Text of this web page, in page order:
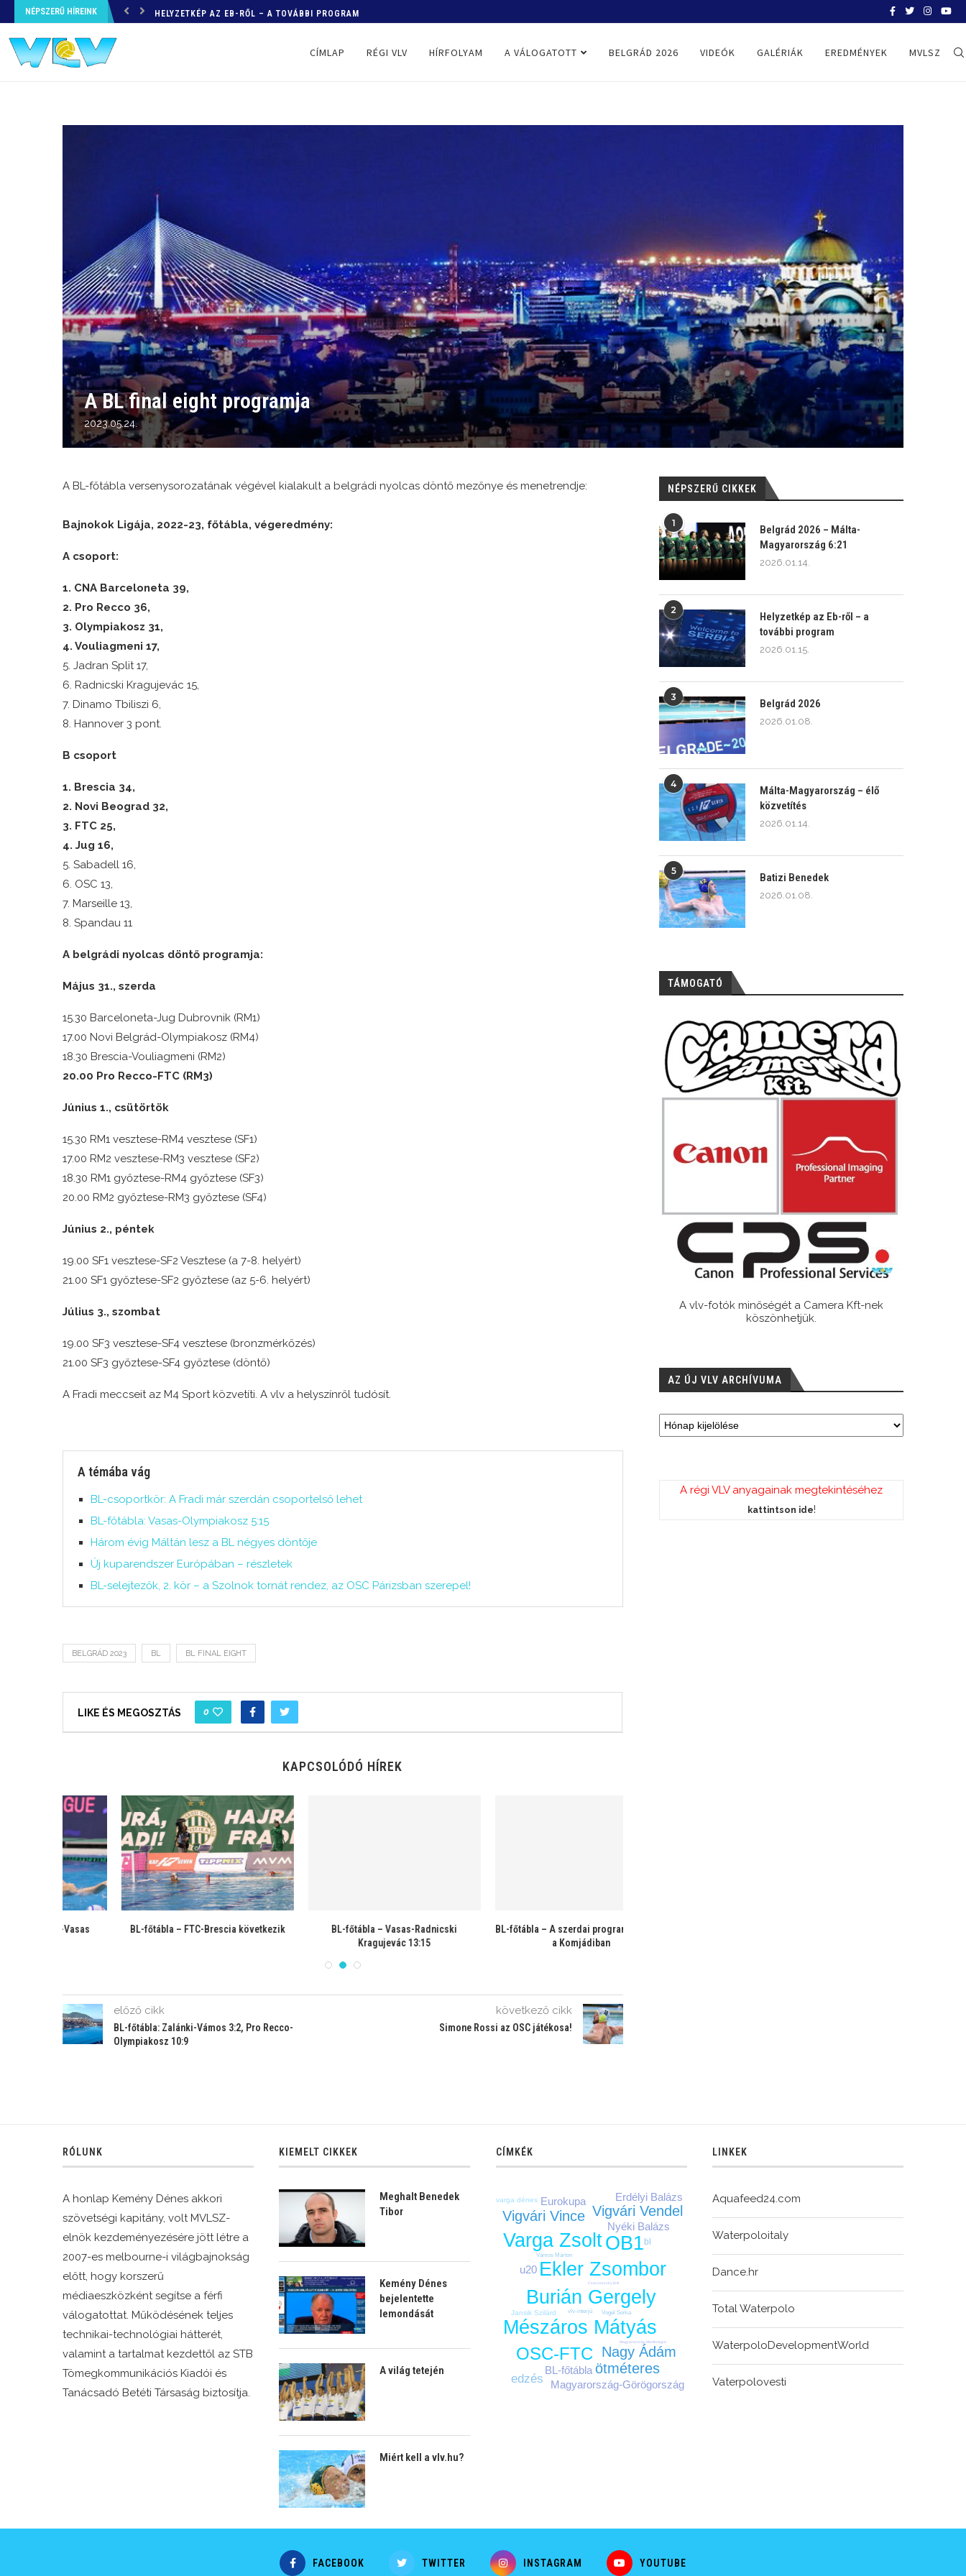
NÉPSZERŰ HÍREINK HELYZETKÉP AZ EB-RŐL – A TOVÁBBI PROGRAM
CÍMLAP RÉGI VLV HÍRFOLYAM A VÁLOGATOTT BELGRÁD 2026 VIDEÓK GALÉRIÁK EREDMÉNYEK MVLSZ
A BL final eight programja
2023.05.24.
A BL-főtábla versenysorozatának végével kialakult a belgrádi nyolcas döntő mezőnye és menetrendje:
Bajnokok Ligája, 2022-23, főtábla, végeredmény:
A csoport:
1. CNA Barceloneta 39,
2. Pro Recco 36,
3. Olympiakosz 31,
4. Vouliagmeni 17,
5. Jadran Split 17,
6. Radnicski Kragujevác 15,
7. Dinamo Tbiliszi 6,
8. Hannover 3 pont.
B csoport
1. Brescia 34,
2. Novi Beograd 32,
3. FTC 25,
4. Jug 16,
5. Sabadell 16,
6. OSC 13,
7. Marseille 13,
8. Spandau 11
A belgrádi nyolcas döntő programja:
Május 31., szerda
15.30 Barceloneta-Jug Dubrovnik (RM1)
17.00 Novi Belgrád-Olympiakosz (RM4)
18.30 Brescia-Vouliagmeni (RM2)
20.00 Pro Recco-FTC (RM3)
Június 1., csütörtök
15.30 RM1 vesztese-RM4 vesztese (SF1)
17.00 RM2 vesztese-RM3 vesztese (SF2)
18.30 RM1 győztese-RM4 győztese (SF3)
20.00 RM2 győztese-RM3 győztese (SF4)
Június 2., péntek
19.00 SF1 vesztese-SF2 Vesztese (a 7-8. helyért)
21.00 SF1 győztese-SF2 győztese (az 5-6. helyért)
Július 3., szombat
19.00 SF3 vesztese-SF4 vesztese (bronzmérkőzés)
21.00 SF3 győztese-SF4 győztese (döntő)
A Fradi meccseit az M4 Sport közvetíti. A vlv a helyszínről tudósít.
A témába vág
BL-csoportkör: A Fradi már szerdán csoportelső lehet
BL-főtábla: Vasas-Olympiakosz 5:15
Három évig Máltán lesz a BL négyes döntője
Új kuparendszer Európában – részletek
BL-selejtezők, 2. kör – a Szolnok tornát rendez, az OSC Párizsban szerepel!
BELGRÁD 2023 BL BL FINAL EIGHT
LIKE ÉS MEGOSZTÁS 0
KAPCSOLÓDÓ HÍREK
BL-főtábla – Vasas-Radnicski
BL-főtábla – A szerdai program, szerbek
a Komjádiban
BL-főtábla – Nagyvárad-FTC 5:17
előző cikk
BL-főtábla: Zalánki-Vámos 3:2, Pro Recco-
Olympiakosz 10:9
következő cikk
Simone Rossi az OSC játékosa!
NÉPSZERŰ CIKKEK
1
Belgrád 2026 – Málta-
Magyarország 6:21
2026.01.14.
2
Helyzetkép az Eb-ről – a
további program
2026.01.15.
3
Belgrád 2026
2026.01.08.
4
Málta-Magyarország – élő
közvetítés
2026.01.14.
5
Batizi Benedek
2026.01.08.
TÁMOGATÓ
A vlv-fotók minőségét a Camera Kft-nek
köszönhetjük.
AZ ÚJ VLV ARCHÍVUMA
A régi VLV anyagainak megtekintéséhez
kattintson ide!
RÓLUNK
A honlap Kemény Dénes akkori
szövetségi kapitány, volt MVLSZ-
elnök kezdeményezésére jött létre a
2007-es melbourne-i világbajnokság
előtt, hogy korszerű
médiaeszközként segítse a férfi
válogatottat. Működésének teljes
technikai-technológiai hátterét,
valamint a tartalmat kezdettől az STB
Tömegkommunikációs Kiadói és
Tanácsadó Betéti Társaság biztosítja.
KIEMELT CIKKEK
Meghalt Benedek
Tibor
Kemény Dénes
bejelentette
lemondását
A világ tetején
Miért kell a vlv.hu?
CÍMKÉK
Burián Gergely
Ekler Zsombor
Mészáros Mátyás
OB1
Varga Zsolt
OSC-FTC Nagy Ádám
Vigvári Vendel
Vigvári Vince
ötméteres
edzés
BL-főtábla
Erdélyi Balázs
Eurokupa
Magyarország-Görögország
Nyéki Balázs
u20
bl
Jansik Szilárd
varga dénes
vlv-interjú Vogel Soma
Vámos Márton
Csacsovszky Erik
Magyarország-Montenegró
LINKEK
Aquafeed24.com
Waterpoloitaly
Dance.hr
Total Waterpolo
WaterpoloDevelopmentWorld
Vaterpolovesti
FACEBOOK TWITTER INSTAGRAM YOUTUBE